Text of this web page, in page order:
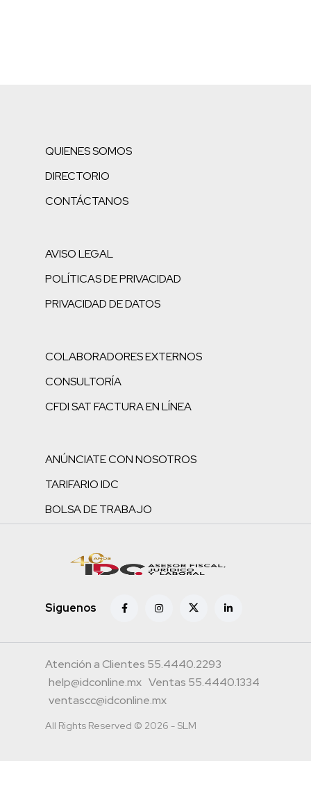
QUIENES SOMOS
DIRECTORIO
CONTÁCTANOS
AVISO LEGAL
POLÍTICAS DE PRIVACIDAD
PRIVACIDAD DE DATOS
COLABORADORES EXTERNOS
CONSULTORÍA
CFDI SAT FACTURA EN LÍNEA
ANÚNCIATE CON NOSOTROS
TARIFARIO IDC
BOLSA DE TRABAJO
Siguenos
Atención a Clientes 55.4440.2293
help@idconline.mx Ventas 55.4440.1334
ventascc@idconline.mx
All Rights Reserved © 2026 - SLM